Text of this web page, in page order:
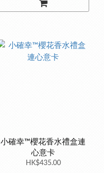
小確幸™櫻花香水禮盒連
心意卡
HK$435.00